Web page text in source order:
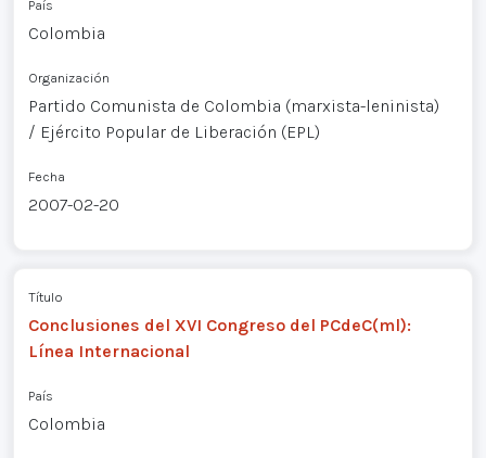
País
Colombia
Organización
Partido Comunista de Colombia (marxista-leninista)
/ Ejército Popular de Liberación (EPL)
Fecha
2007-02-20
Título
Conclusiones del XVI Congreso del PCdeC(ml):
Línea Internacional
País
Colombia